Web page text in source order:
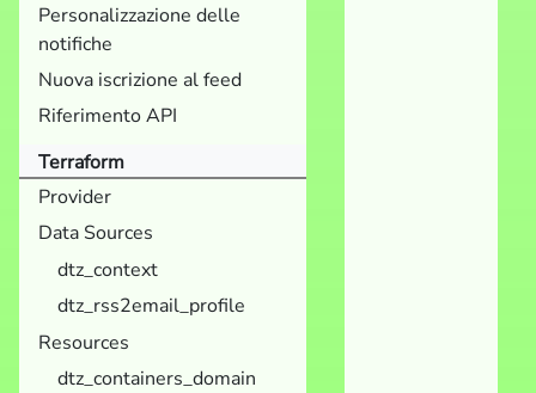
Personalizzazione delle
notifiche
Nuova iscrizione al feed
Riferimento API
Terraform
Provider
Data Sources
dtz_context
dtz_rss2email_profile
Resources
dtz_containers_domain